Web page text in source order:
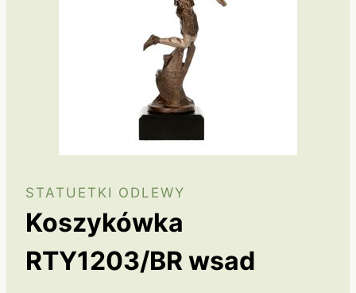
STATUETKI ODLEWY
Koszykówka
RTY1203/BR wsad